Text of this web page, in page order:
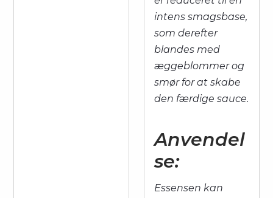
intens smagsbase,
som derefter
blandes med
æggeblommer og
smør for at skabe
den færdige sauce.
Anvendel
se:
Essensen kan